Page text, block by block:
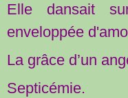
Elle dansait
enveloppée
La grâce d’un
Septicémie.